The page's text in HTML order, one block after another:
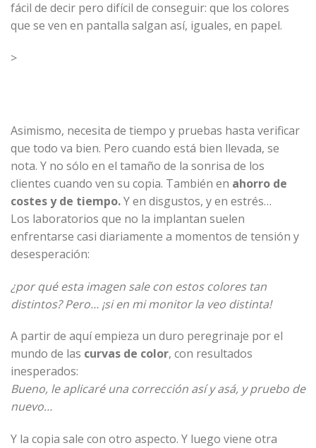
fácil de decir pero difícil de conseguir: que los colores
que se ven en pantalla salgan así, iguales, en papel.
>
Asimismo, necesita de tiempo y pruebas hasta verificar
que todo va bien. Pero cuando está bien llevada, se
nota. Y no sólo en el tamaño de la sonrisa de los
clientes cuando ven su copia. También en ahorro de
costes y de tiempo.Y en disgustos, y en estrés…
Los laboratorios que no la implantan suelen
enfrentarse casi diariamente a momentos de tensión y
desesperación:
¿por qué esta imagen sale con estos colores tan
distintos? Pero… ¡si en mi monitor la veo distinta!
A partir de aquí empieza un duro peregrinaje por el
mundo de las curvas de color, con resultados
inesperados:
Bueno, le aplicaré una corrección así y asá, y pruebo de
nuevo…
Y la copia sale con otro aspecto. Y luego viene otra